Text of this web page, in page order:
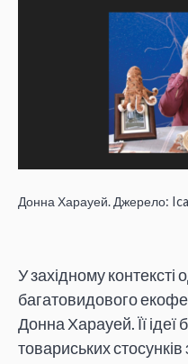
Донна Харауей. Джерело:
У західному контексті
багатовидового
Донна Харауей. Її ідеї
товариських